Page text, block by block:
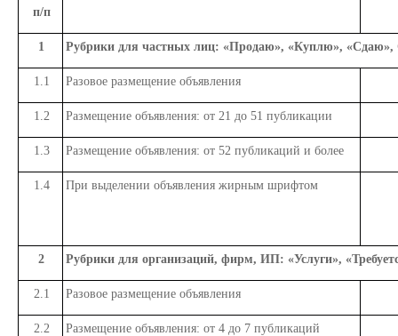
п/п
1 Рубрики для частных лиц: «Продаю», «Куплю», «Сдаю»,
1.1 Разовое размещение объявления
1.2 Размещение объявления: от 21 до 51 публикации
1.3 Размещение объявления: от 52 публикаций и более
1.4 При выделении объявления жирным шрифтом
2 Рубрики для организаций, фирм, ИП: «Услуги»,
2.1 Разовое размещение объявления
2.2 Размещение объявления: от 4 до 7 публикаций